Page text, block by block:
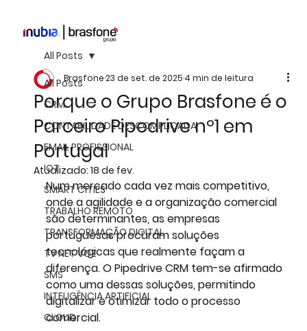
All Posts
CRM
CONTABILIDADE DESCOMPLICADA
EMAIL PROFISSIONAL
IOT
SMART CITIES
TRABALHO REMOTO
TRANSFORMAÇÃO DIGITAL
TV NET VOZ
SMS
INTELIGÊNCIA ARTIFICIAL
CLOUD
All Posts
Porque o Grupo Brasfone é o
Parceiro Pipedrive nº1 em
Portugal
Brasfone23 de set. de 20254 min de leitura
Atualizado: 18 de fev.
Num mercado cada vez mais competitivo,
onde a agilidade e a organização comercial
são determinantes, as empresas
portuguesas procuram soluções
tecnológicas que realmente façam a
diferença. O Pipedrive CRM tem-se afirmado
como uma dessas soluções, permitindo
digitalizar e otimizar todo o processo
comercial.